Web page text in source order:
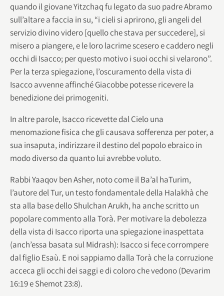
quando il giovane Yitzchaq fu legato da suo padre Abramo
sull’altare a faccia in su, “i cieli si aprirono, gli angeli del
servizio divino videro [quello che stava per succedere], si
misero a piangere, e le loro lacrime scesero e caddero negli
occhi di Isacco; per questo motivo i suoi occhi si velarono”.
Per la terza spiegazione, l’oscuramento della vista di
Isacco avvenne affinché Giacobbe potesse ricevere la
benedizione dei primogeniti.
In altre parole, Isacco ricevette dal Cielo una
menomazione fisica che gli causava sofferenza per poter, a
sua insaputa, indirizzare il destino del popolo ebraico in
modo diverso da quanto lui avrebbe voluto.
Rabbi Yaaqov ben Asher, noto come il Ba’al haTurim,
l’autore del Tur, un testo fondamentale della Halakhà che
sta alla base dello Shulchan Arukh, ha anche scritto un
popolare commento alla Torà. Per motivare la debolezza
della vista di Isacco riporta una spiegazione inaspettata
(anch’essa basata sul Midrash): Isacco si fece corrompere
dal figlio Esaù. E noi sappiamo dalla Torà che la corruzione
acceca gli occhi dei saggi e di coloro che vedono (Devarim
16:19 e Shemot 23:8).